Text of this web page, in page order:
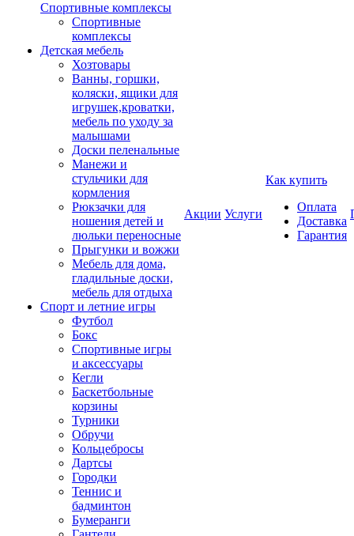
Спортивные комплексы
Спортивные
комплексы
Детская мебель
Хозтовары
Ванны, горшки,
коляски, ящики для
игрушек,кроватки,
мебель по уходу за
малышами
Доски пеленальные
Манежи и
стульчики для
кормления
Рюкзачки для
ношения детей и
люльки переносные
Прыгунки и вожжи
Мебель для дома,
гладильные доски,
мебель для отдыха
Спорт и летние игры
Футбол
Бокс
Спортивные игры
и аксессуары
Кегли
Баскетбольные
корзины
Турники
Обручи
Кольцебросы
Дартсы
Городки
Теннис и
бадминтон
Бумеранги
Акции Услуги
Как купить
Оплата
Доставка
Гарантия